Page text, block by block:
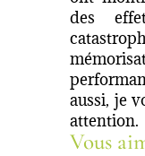
des
aussi, je
attention.
Vous